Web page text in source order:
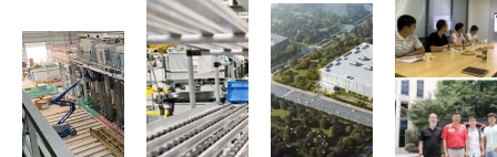
理师退费已
办理，不再
安排补考
市服务的数
字中枢
询解析
中国虚拟人
创新势力奖
两项大奖